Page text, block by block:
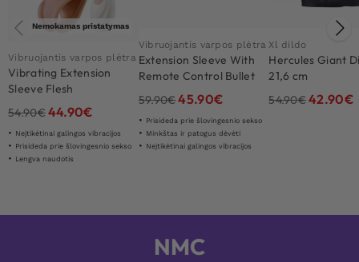
Nemokamas pristatymas
Vibruojantis varpos plėtra
Vibrating Extension
Sleeve Flesh
54.90€44.90€
Neįtikėtinai galingos vibracijos
Prisideda prie šlovingesnio sekso
Lengva naudotis
Vibruojantis varpos plėtra
Extension Sleeve With
Remote Control Bullet
59.90€45.90€
Prisideda prie šlovingesnio sekso
Minkštas ir patogus dėvėti
Neįtikėtinai galingos vibracijos
Xl dildo
Hercules Giant
21,6 cm
54.90€42.90€
NMC